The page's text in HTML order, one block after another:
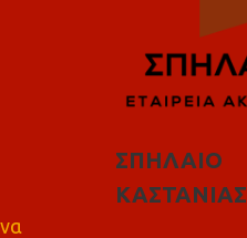
ΣΠΗΛΑΙΟ
ΚΑΣΤΑΝΙΑΣ